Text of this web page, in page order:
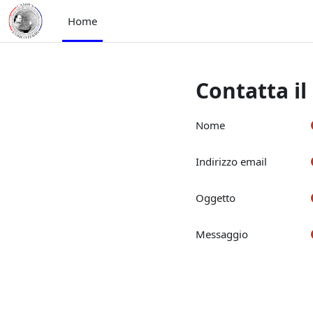
Vai al contenuto principale
Home
Contatta
Nome
Indirizzo email
Oggetto
Messaggio